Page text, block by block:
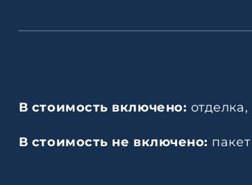
В стоимость включено:
В стоимость не включено: